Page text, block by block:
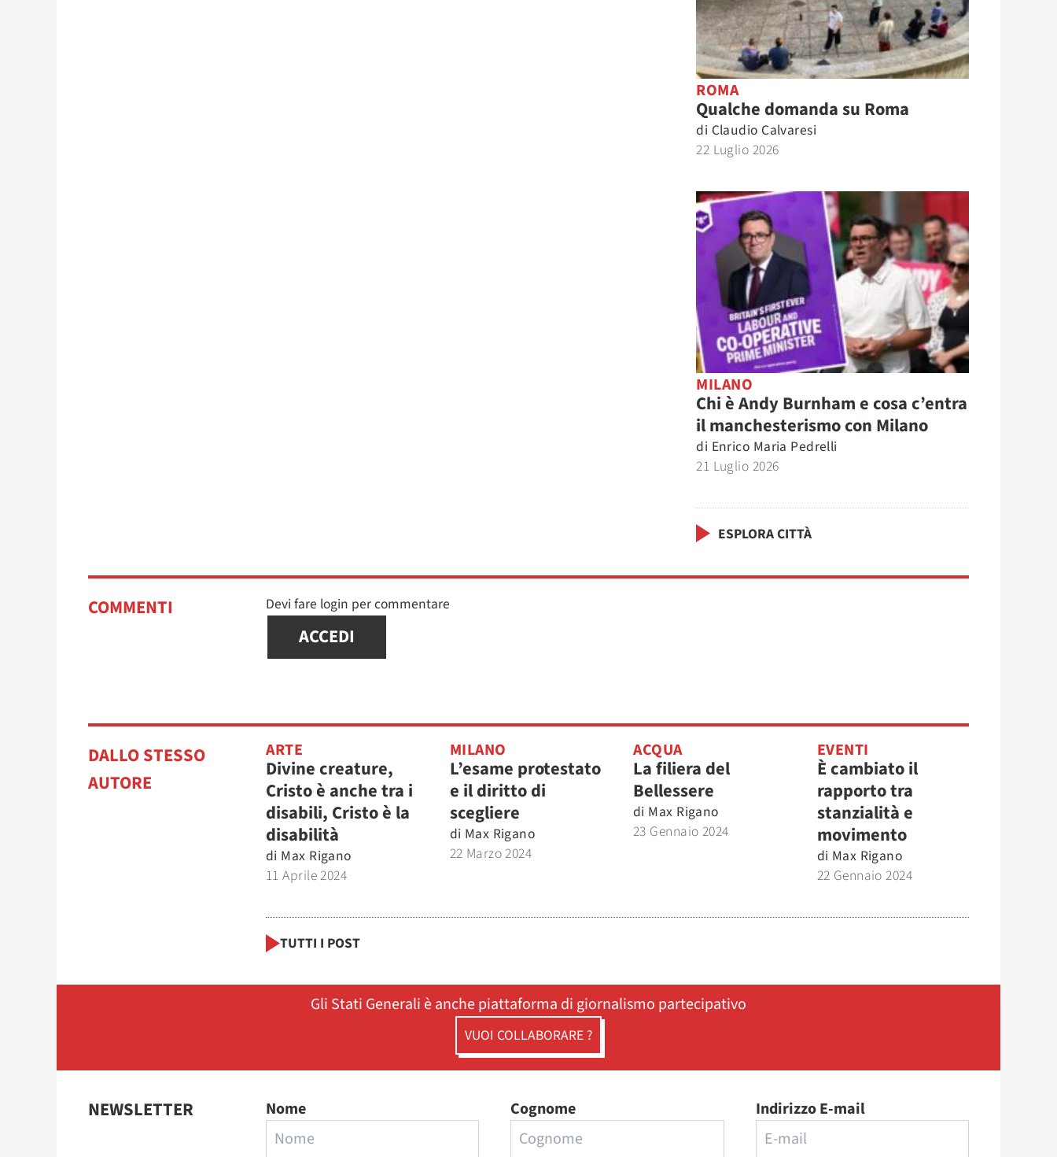
ROMA
Qualche domanda su Roma
di Claudio Calvaresi
22 Luglio 2026
MILANO
Chi è Andy Burnham e cosa c’entra
il manchesterismo con Milano
di Enrico Maria Pedrelli
21 Luglio 2026
ESPLORA CITTÀ
COMMENTI Devi fare login per commentare
ACCEDI
DALLO STESSO
AUTORE
ARTE
Divine creature,
Cristo è anche tra i
disabili, Cristo è la
disabilità
di Max Rigano
11 Aprile 2024
MILANO
L’esame protestato
e il diritto di
scegliere
di Max Rigano
22 Marzo 2024
ACQUA
La filiera del
Bellessere
di Max Rigano
23 Gennaio 2024
EVENTI
È cambiato il
rapporto tra
stanzialità e
movimento
di Max Rigano
22 Gennaio 2024
TUTTI I POST
Gli Stati Generali è anche piattaforma di giornalismo partecipativo
VUOI COLLABORARE ?
NEWSLETTER Nome Cognome Indirizzo E-mail